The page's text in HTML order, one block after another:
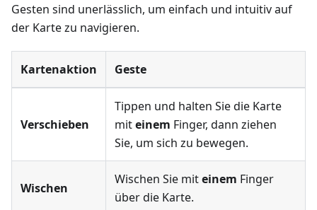
Gesten sind unerlässlich, um einfach und intuitiv auf
der Karte zu navigieren.
Kartenaktion Geste
Verschieben
Tippen und halten Sie die Karte
miteinem Finger, dann ziehen
Sie, um sich zu bewegen.
Wischen
Wischen Sie miteinem Finger
über die Karte.